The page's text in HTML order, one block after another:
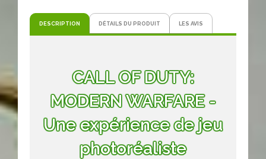
DESCRIPTION DÉTAILS DU PRODUIT LES AVIS
CALL OF DUTY:
MODERN WARFARE -
Une expérience de jeu
photoréaliste